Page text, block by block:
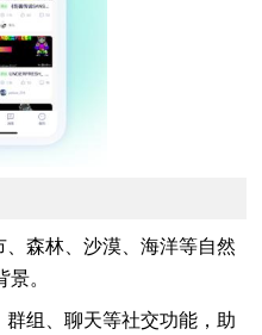
森林、沙漠、海洋等自然
。
组、聊天等社交功能，助